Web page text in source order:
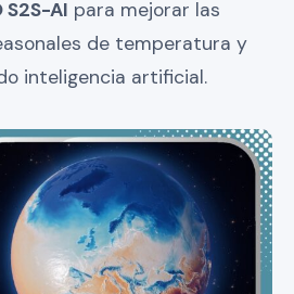
S2S-AI para mejorar las
de temperatura y
inteligencia artificial.